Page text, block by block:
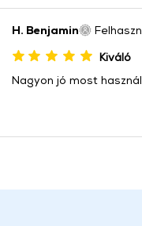
H. Benjamin
Kiváló
Nagyon jó most